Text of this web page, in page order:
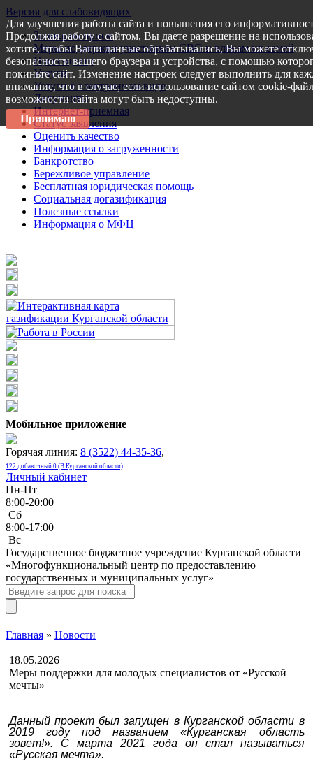
Версия для слабовидящих
Запись на прием
Меры поддержки участникам СВО и членам их семей
Пресс-центр
Услуги
Услуги в электронном виде
Документы
Интернет-приемная
Статус заявления
Оценить качество
Информация о загруженности
Банкротство
Бережливое управление
Бесплатная юридическая помощь
Социальная догазификация
Полезные ссылки
Информация о МФЦ
Мобильное приложение
Горячая линия: 8 (3522) 44-35-36,
122 добавочный 0 (В Курганской области)
Личный кабинет
Пн-Пт
8:00-20:00
Сб
8:00-17:00
Bc
Государственное бюджетное учреждение Курганской области
«Многофункциональный центр по предоставлению
государственных и муниципальных услуг»
Главная » Новости
18.05.2026
Меры поддержки для молодых специалистов от «Русской
мечты»
Данный проект был запущен в Курганской области в
2019 году под названием «Курганская область
зовет!». С марта 2021 года он стал называться
«Русская мечта».
Для улучшения работы сайта и повышения его
Продолжая работу с сайтом, Вы даете разрешение на
хотите, чтобы Ваши данные обрабатывались, Вы можете
безопасности вашего браузера и устройства, с помощью
покиньте сайт. Изменение настроек следует выполнить для
внимание, что в случае, если использование сайтом cookie-
возможности сайта могут быть недоступны.
Принимаю